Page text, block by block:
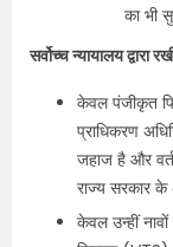
का भी
सर्वोच्च न्यायालय द्वारा
केवल पंजीकृत
प्राधिकरण
जहाज है और
राज्य सरकार के
केवल उन्हीं